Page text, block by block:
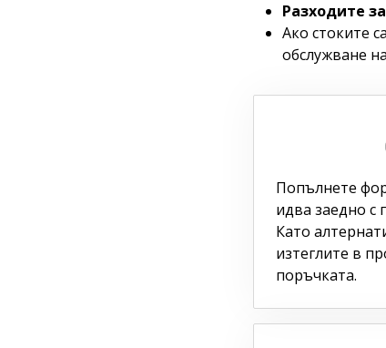
Разходите
Ако стоките
обслужване
Попълнете
идва заедно с
Като
изтеглите в
поръчката.